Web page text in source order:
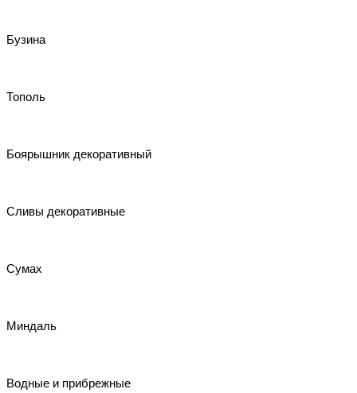
Бузина
Тополь
Боярышник декоративный
Сливы декоративные
Сумах
Миндаль
Водные и прибрежные